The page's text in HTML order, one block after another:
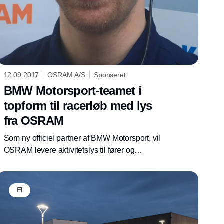
12.09.2017 OSRAM A/S Sponseret
BMW Motorsport-teamet i
topform til racerløb med lys
fra OSRAM
Som ny officiel partner af BMW Motorsport, vil
OSRAM levere aktivitetslys til fører og
øge deres bevågenhed og koncentration.
El